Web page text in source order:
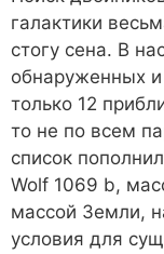
галактики
стогу сена. В
обнаруженных
только 12
то не по всем
список
Wolf 1069 b,
массой Земли,
условия для